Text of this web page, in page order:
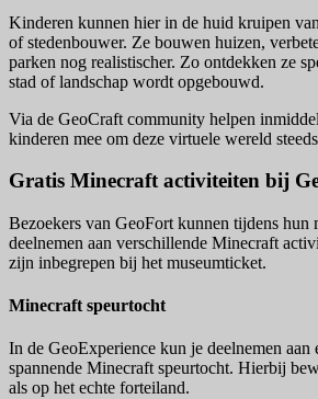
Kinderen kunnen hier in de huid kruipen
of stedenbouwer. Ze bouwen huizen,
parken nog realistischer. Zo ontdekken ze
stad of landschap wordt opgebouwd.
Via de GeoCraft community helpen
kinderen mee om deze virtuele wereld
Gratis Minecraft activiteiten bij
Bezoekers van GeoFort kunnen tijdens hun
deelnemen aan verschillende Minecraft
zijn inbegrepen bij het museumticket.
Minecraft speurtocht
In de GeoExperience kun je deelnemen aan
spannende Minecraft speurtocht. Hierbij
als op het echte forteiland.